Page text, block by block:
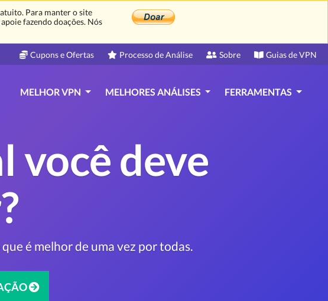
Para manter o site
fazendo doações. Nós
Cupons e Ofertas Processo de Análise Sobre Guias de VPN
MELHOR VPN MELHORES ANÁLISES FERRAMENTAS
você deve
é melhor de uma vez por todas.